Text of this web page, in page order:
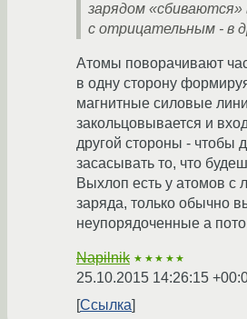
зарядом «сбиваются»
с отрицательным - в
Атомы поворачивают
в одну сторону
магнитные силовые
закольцовывается и
другой стороны - чтобы
засасывать то, что
Выхлоп есть у атомов с
заряда, только обычно
неупорядоченные а
Napilnik ★★★★★
25.10.2015 14:26:15
Ссылка